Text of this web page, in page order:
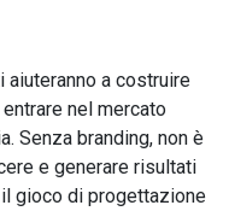
a costruire
nel mercato
Senza branding, non è
e generare risultati
gioco di progettazione